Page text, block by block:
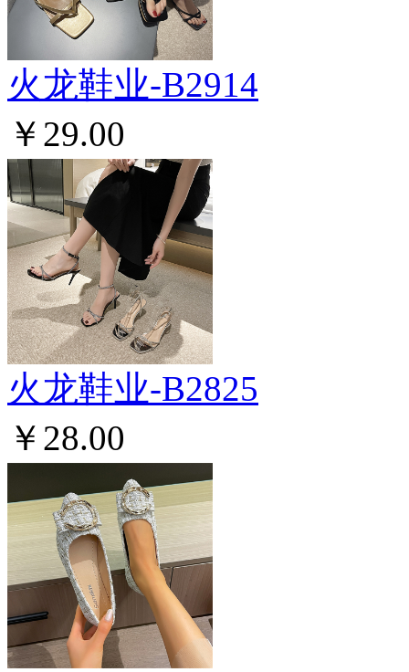
火龙鞋业-B2914
￥29.00
火龙鞋业-B2825
￥28.00